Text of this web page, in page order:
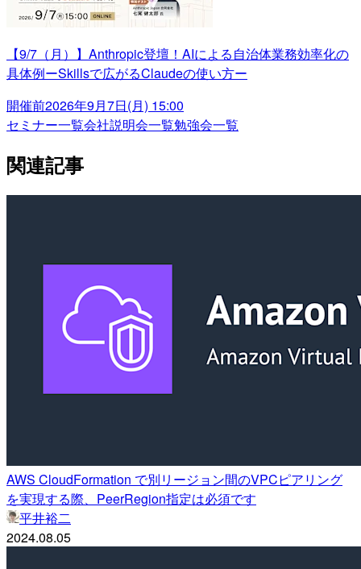
【9/7（月）】Anthropic登壇！AIによる自治体業務効率化の
具体例ーSkillsで広がるClaudeの使い方ー
開催前2026年9月7日(月) 15:00
セミナー一覧会社説明会一覧勉強会一覧
関連記事
AWS CloudFormation で別リージョン間のVPCピアリング
を実現する際、PeerRegion指定は必須です
平井裕二
2024.08.05